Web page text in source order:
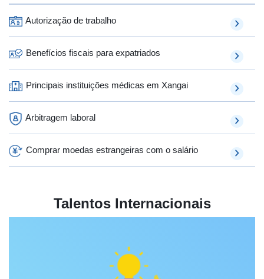
Autorização de trabalho
Benefícios fiscais para expatriados
Principais instituições médicas em Xangai
Arbitragem laboral
Comprar moedas estrangeiras com o salário
Talentos Internacionais